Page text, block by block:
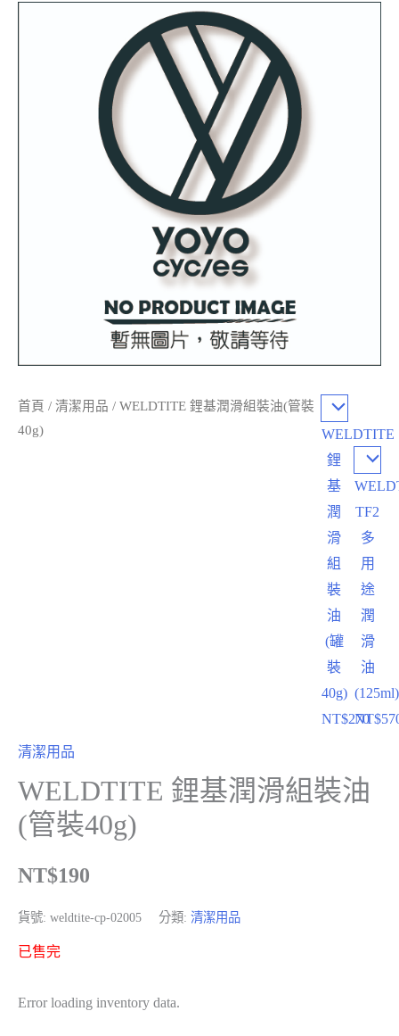
WELDTITE
鋰
基
潤
滑
組
裝
油
(罐
裝
40g)
NT$270
TF2
多
用
途
潤
滑
油
(125ml)
NT$
首頁 / 清潔用品 / WELDTITE 鋰基潤滑組裝油(管裝
40g)
清潔用品
WELDTITE 鋰基潤滑組裝油
(管裝40g)
NT$190
貨號: weldtite-cp-02005 分類: 清潔用品
已售完
Error loading inventory data.